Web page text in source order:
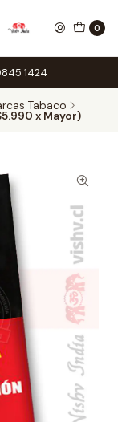
0
1424
Tabaco
x Mayor)